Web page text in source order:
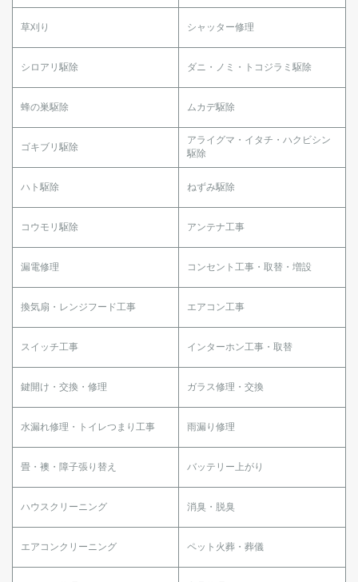
草刈り シャッター修理
シロアリ駆除 ダニ・ノミ・トコジラミ駆除
蜂の巣駆除 ムカデ駆除
ゴキブリ駆除
アライグマ・イタチ・ハクビシン
駆除
ハト駆除 ねずみ駆除
コウモリ駆除 アンテナ工事
漏電修理 コンセント工事・取替・増設
換気扇・レンジフード工事 エアコン工事
スイッチ工事 インターホン工事・取替
鍵開け・交換・修理 ガラス修理・交換
水漏れ修理・トイレつまり工事 雨漏り修理
畳・襖・障子張り替え バッテリー上がり
ハウスクリーニング 消臭・脱臭
エアコンクリーニング ペット火葬・葬儀